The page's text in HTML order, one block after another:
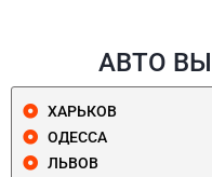
АВТО
ХАРЬКОВ
ОДЕССА
ЛЬВОВ